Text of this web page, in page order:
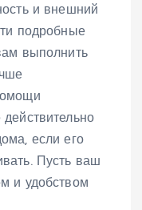
и внешний
подробные
выполнить
если его
Пусть ваш
и удобством